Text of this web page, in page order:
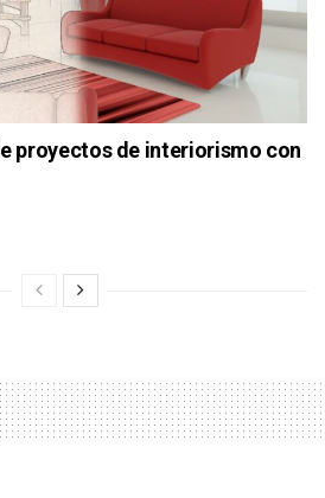
proyectos de interiorismo con